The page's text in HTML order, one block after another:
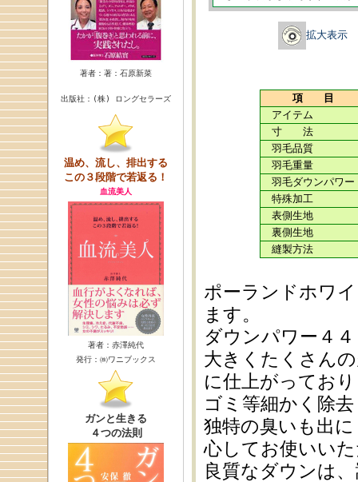
著者：著：石原新菜
出版社：(株) ロングセラーズ
温め、流し、排出する
この３段階で若返る！
血流美人
著者：赤澤純代
発行：㈱ワニブックス
ガンと生きる
４つの法則
拡大表示
項 目
アイテム
寸 法
羽毛品質
羽毛重量
羽毛ダウンパワー
特殊加工
表側生地
裏側生地
縫製方法
ポーランドホワ
ます。
ダウンパワー４
大きくたくさん
に仕上がってお
ゴミ等細かく除
独特の臭いも出
心してお使いい
良質なダウンは